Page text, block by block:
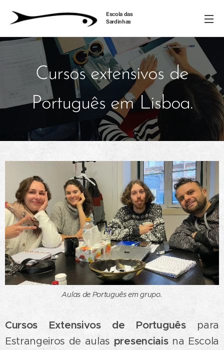
Escola das
Sardinhas
Cursos extensivos de
Português em Lisboa.
Aulas de Português em grupo.
Cursos Extensivos de Portuguêspara
Estrangeiros de aulaspresenciaisna Escola